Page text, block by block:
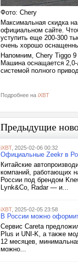
Фото: Chery
Максимальная скидка
официальном сайте.
уступить еще 200-300
очень хорошо
Напомним, Chery Tiggo
Машина оснащается 2,0-
системой полного
Подробнее на iXBT
Предыдущие
iXBT, 2025-02-06 00:32
Официальные Zeekr в
Китайские
компаний, работающих
России под брендом
Lynk&Co, Radar — и...
iXBT, 2025-02-05 23:58
В России можно
Сервис Careta
Plus и UNI-K, а также
12 месяцев,
можно...